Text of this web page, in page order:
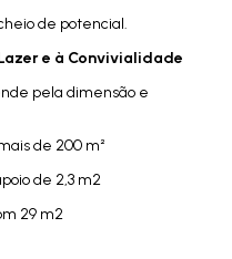
de potencial.
e à Convivialidade
pela dimensão e
de 200 m²
de 2,3 m2
29 m2